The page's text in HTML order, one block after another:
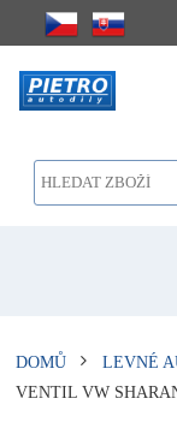
DOMŮ LEVNÉ
VENTIL VW